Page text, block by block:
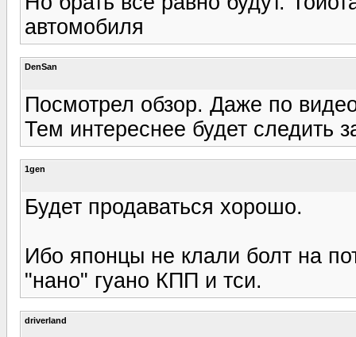
автомобиля
DenSan
Посмотрел обзор. Даже по
Тем интереснее будет следить
1gen
Будет продаваться хорошо.
Ибо японцы не клали болт на
"нано" гуано КПП и тси.
driverland